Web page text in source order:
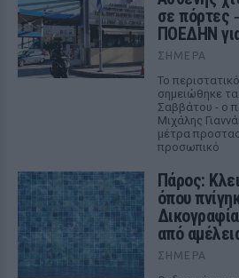
σε πόρτες
ΠΟΕΔΗΝ
ΣΉΜΕΡΑ
Το
σημειώθηκε
Σαββάτου - ο
Μιχάλης
μέτρα
προσωπικό
Πάρος:
όπου
από
ΣΉΜΕΡΑ